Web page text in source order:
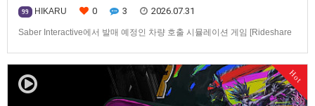
99 HIKARU 0 3 2026.07.31
Saber Interactive에서 발매 예정인 차량 호출 시뮬레이션 게임 [Rideshare
을 운영하는 드라이버가 되어라'Rideshare "Stimulat…
Hot